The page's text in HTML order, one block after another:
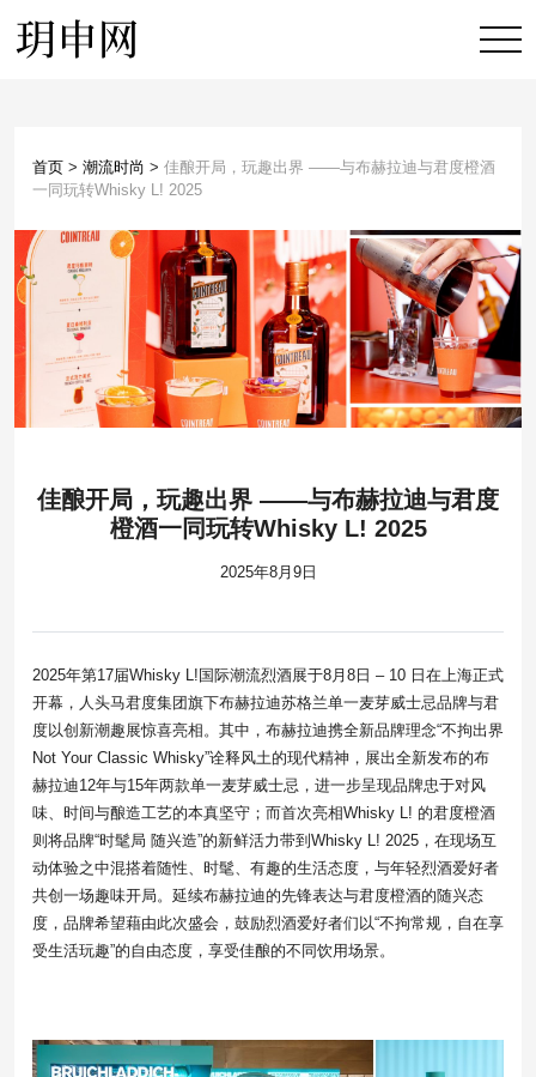
首页 > 潮流时尚 > 佳酿开局，玩趣出界 ——与布赫拉迪与君度橙酒
一同玩转Whisky L! 2025
佳酿开局，玩趣出界 ——与布赫拉迪与君度
橙酒一同玩转Whisky L! 2025
2025年8月9日
2025年第17届Whisky L!国际潮流烈酒展于8月8日 – 10 日在上海正式
开幕，人头马君度集团旗下布赫拉迪苏格兰单一麦芽威士忌品牌与君
度以创新潮趣展惊喜亮相。其中，布赫拉迪携全新品牌理念“不拘出界
Not Your Classic Whisky”诠释风土的现代精神，展出全新发布的布
赫拉迪12年与15年两款单一麦芽威士忌，进一步呈现品牌忠于对风
味、时间与酿造工艺的本真坚守；而首次亮相Whisky L! 的君度橙酒
则将品牌“时髦局 随兴造”的新鲜活力带到Whisky L! 2025，在现场互
动体验之中混搭着随性、时髦、有趣的生活态度，与年轻烈酒爱好者
共创一场趣味开局。延续布赫拉迪的先锋表达与君度橙酒的随兴态
度，品牌希望藉由此次盛会，鼓励烈酒爱好者们以“不拘常规，自在享
受生活玩趣”的自由态度，享受佳酿的不同饮用场景。